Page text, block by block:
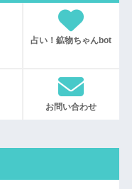
占い！鉱物ちゃんbot
お問い合わせ